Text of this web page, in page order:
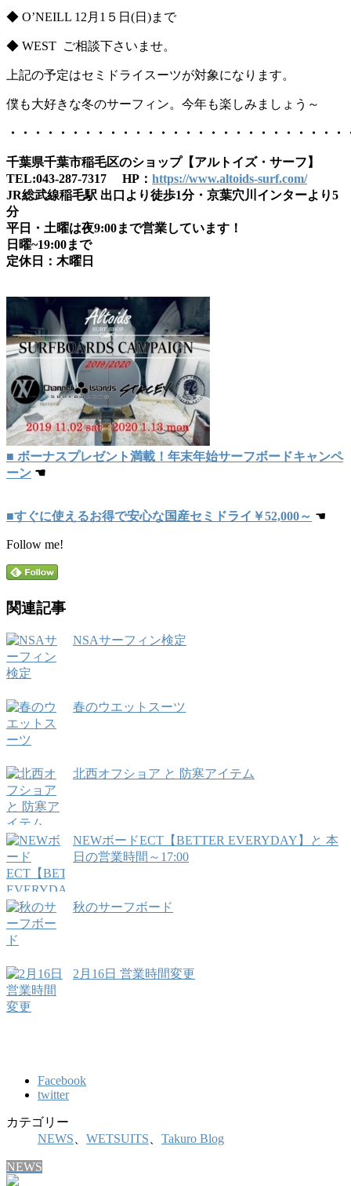
◆ O’NEILL 12月1５日(日)まで
◆ WEST ご相談下さいませ。
上記の予定はセミドライスーツが対象になります。
僕も大好きな冬のサーフィン。今年も楽しみましょう～
・・・・・・・・・・・・・・・・・・・・・・・・・・
千葉県千葉市稲毛区のショップ【アルトイズ・サーフ】
TEL:043-287-7317 HP： https://www.altoids-surf.com/
JR総武線稲毛駅 出口より徒歩1分・京葉穴川インターより5
分
平日・土曜は夜9:00まで営業しています！
日曜~19:00まで
定休日：木曜日
■ ボーナスプレゼント満載！年末年始サーフボードキャンペ
ーン ☚
■すぐに使えるお得で安心な国産セミドライ￥52,000～ ☚
Follow me!
関連記事
NSAサーフィン検定
春のウエットスーツ
北西オフショア と 防寒アイテム
NEWボードECT【BETTER EVERYDAY】と 本
日の営業時間～17:00
秋のサーフボード
2月16日 営業時間変更
Facebook
twitter
カテゴリー
NEWS
WETSUITS Takuro Blog
NEWS